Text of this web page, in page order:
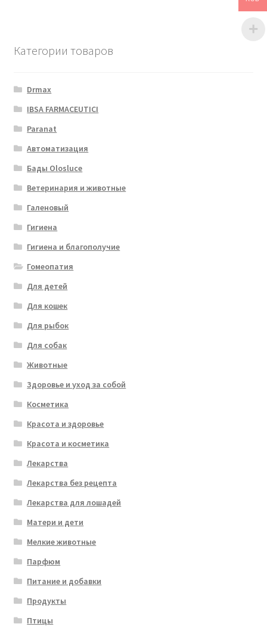
Категории товаров
Drmax
IBSA FARMACEUTICI
Paranat
Автоматизация
Бады Olosluce
Ветеринария и животные
Галеновый
Гигиена
Гигиена и благополучие
Гомеопатия
Для детей
Для кошек
Для рыбок
Для собак
Животные
Здоровье и уход за собой
Косметика
Красота и здоровье
Красота и косметика
Лекарства
Лекарства без рецепта
Лекарства для лошадей
Матери и дети
Мелкие животные
Парфюм
Питание и добавки
Продукты
Птицы